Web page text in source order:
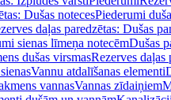
Dušas notecesPiederumi
daļas paredzētas: Dušas
sienas līmeņa notecēmDušas
dušas virsmasRezerves daļas
Vannu atdalīšanas elementi
vannasVannas zīdaiņiem